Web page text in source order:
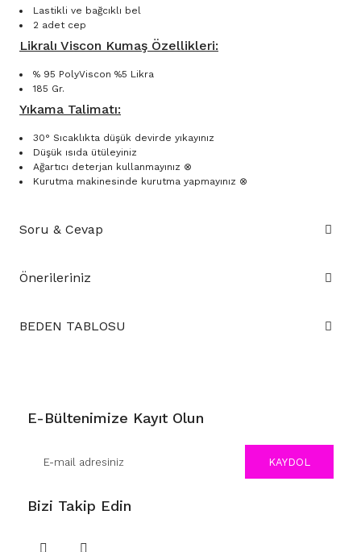
Lastikli ve bağcıklı bel
2 adet cep
Likralı Viscon Kumaş Özellikleri:
% 95 PolyViscon %5 Likra
185 Gr.
Yıkama Talimatı:
30° Sıcaklıkta düşük devirde yıkayınız
Düşük ısıda ütüleyiniz
Ağartıcı deterjan kullanmayınız ⊗
Kurutma makinesinde kurutma yapmayınız ⊗
Soru & Cevap
Önerileriniz
BEDEN TABLOSU
E-Bültenimize Kayıt Olun
KAYDOL
Bizi Takip Edin